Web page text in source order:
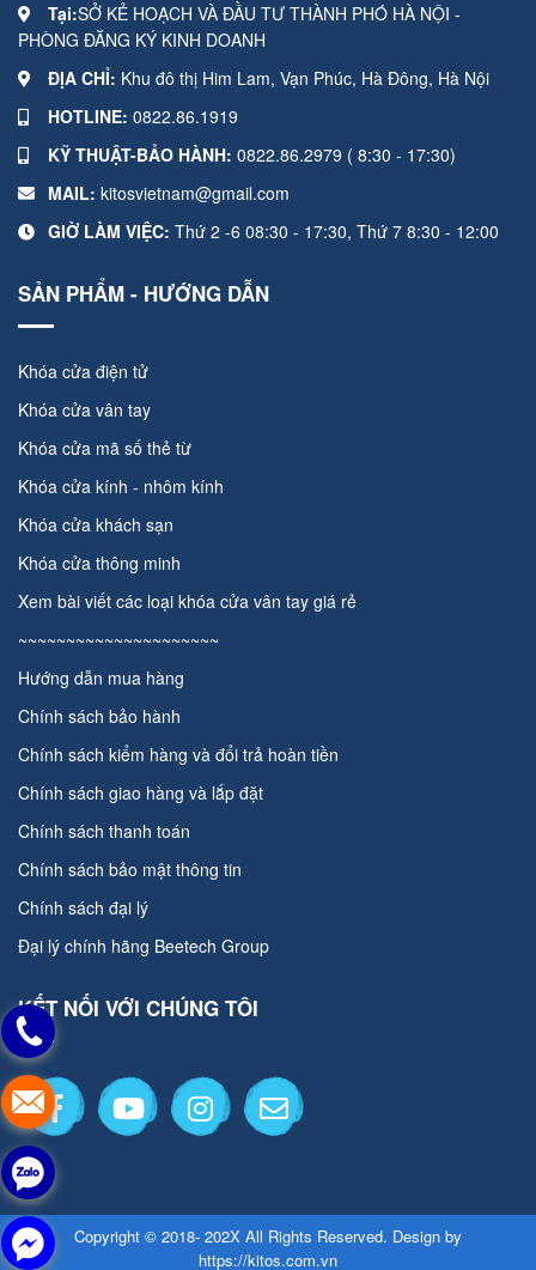
Tại:SỞ KẺ HOẠCH VÀ ĐẦU TƯ THÀNH PHÓ HÀ NỘI -
PHÒNG ĐĂNG KÝ KINH DOANH
ĐỊA CHỈ: Khu đô thị Him Lam, Vạn Phúc, Hà Đông, Hà Nội
HOTLINE: 0822.86.1919
KỸ THUẬT-BẢO HÀNH: 0822.86.2979 ( 8:30 - 17:30)
MAIL: kitosvietnam@gmail.com
GIỜ LÀM VIỆC: Thứ 2 -6 08:30 - 17:30, Thứ 7 8:30 - 12:00
SẢN PHẨM - HƯỚNG DẪN
Khóa cửa điện tử
Khóa cửa vân tay
Khóa cửa mã số thẻ từ
Khóa cửa kính - nhôm kính
Khóa cửa khách sạn
Khóa cửa thông minh
Xem bài viết các loại khóa cửa vân tay giá rẻ
~~~~~~~~~~~~~~~~~~~~~
Hướng dẫn mua hàng
Chính sách bảo hành
Chính sách kiểm hàng và đổi trả hoàn tiền
Chính sách giao hàng và lắp đặt
Chính sách thanh toán
Chính sách bảo mật thông tin
Chính sách đại lý
Đại lý chính hãng Beetech Group
KẾT NỐI VỚI CHÚNG TÔI
Copyright © 2018- 202X All Rights Reserved. Design by
https://kitos.com.vn